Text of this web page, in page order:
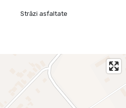
Străzi asfaltate